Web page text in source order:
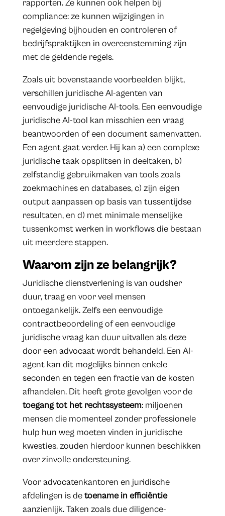
rapporten. Ze kunnen ook helpen bij
compliance: ze kunnen wijzigingen in
regelgeving bijhouden en controleren of
bedrijfspraktijken in overeenstemming zijn
met de geldende regels.
Zoals uit bovenstaande voorbeelden blijkt,
verschillen juridische AI-agenten van
eenvoudige juridische AI-tools. Een eenvoudige
juridische AI-tool kan misschien een vraag
beantwoorden of een document samenvatten.
Een agent gaat verder. Hij kan a) een complexe
juridische taak opsplitsen in deeltaken, b)
zelfstandig gebruikmaken van tools zoals
zoekmachines en databases, c) zijn eigen
output aanpassen op basis van tussentijdse
resultaten, en d) met minimale menselijke
tussenkomst werken in workflows die bestaan
uit meerdere stappen.
Waarom zijn ze belangrijk?
Juridische dienstverlening is van oudsher
duur, traag en voor veel mensen
ontoegankelijk. Zelfs een eenvoudige
contractbeoordeling of een eenvoudige
juridische vraag kan duur uitvallen als deze
door een advocaat wordt behandeld. Een AI-
agent kan dit mogelijks binnen enkele
seconden en tegen een fractie van de kosten
afhandelen. Dit heeft grote gevolgen voor de
toegang tot het rechtssysteem: miljoenen
mensen die momenteel zonder professionele
hulp hun weg moeten vinden in juridische
kwesties, zouden hierdoor kunnen beschikken
over zinvolle ondersteuning.
Voor advocatenkantoren en juridische
afdelingen is detoename in efficiëntie
aanzienlijk. Taken zoals due diligence-